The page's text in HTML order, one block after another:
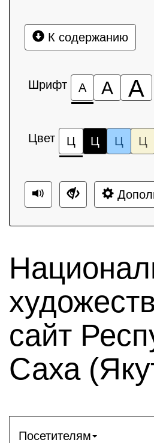
К содержанию
Шрифт А А А
Цвет Ц Ц Ц Ц
сайт
Саха
Посетителям